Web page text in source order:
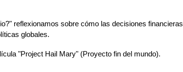
reflexionamos sobre cómo las decisiones financieras
globales.
"Project Hail Mary" (Proyecto fin del mundo).